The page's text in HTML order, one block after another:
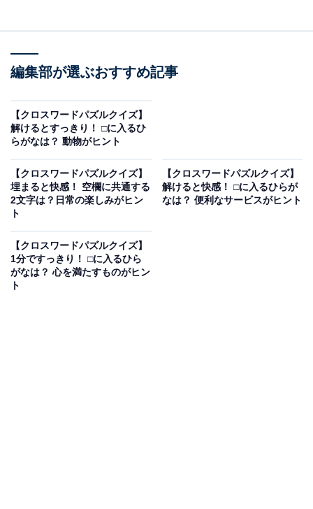
・い □ し（縦の言葉）
られる「地名」です。
【クロスワードパズルクイズ】解けるとすっ
きり！ □に入るひらがなは？ 動物がヒント
次ページ
編集部が選ぶおすすめ記事
【クロスワードパズルクイズ】
解けるとすっきり！ □に入るひ
らがなは？ 動物がヒント
【クロスワードパズルクイズ】
埋まると快感！ 空欄に共通する
2文字は？日常の楽しみがヒン
ト
【クロスワードパズルクイズ】
解けると快感！ □に入るひらが
なは？ 便利なサービスがヒント
【クロスワードパズルクイズ】
1分ですっきり！ □に入るひら
がなは？ 心を満たすものがヒン
ト